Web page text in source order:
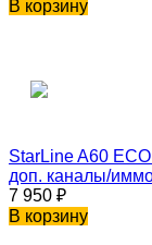
В корзину
StarLine A60
доп. каналы/
7 950 ₽
В корзину